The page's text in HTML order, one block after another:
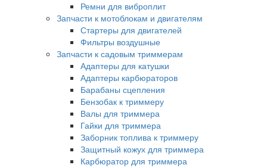
Ремни для виброплит
Запчасти к мотоблокам и двигателям
Стартеры для двигателей
Фильтры воздушные
Запчасти к садовым триммерам
Адаптеры для катушки
Адаптеры карбюраторов
Барабаны сцепления
Бензобак к триммеру
Валы для триммера
Гайки для триммера
Заборник топлива к триммеру
Защитный кожух для триммера
Карбюратор для триммера